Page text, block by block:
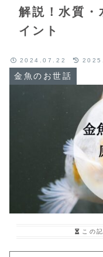
解説！水質・
イント
金魚のお世話
2024.07.22
この